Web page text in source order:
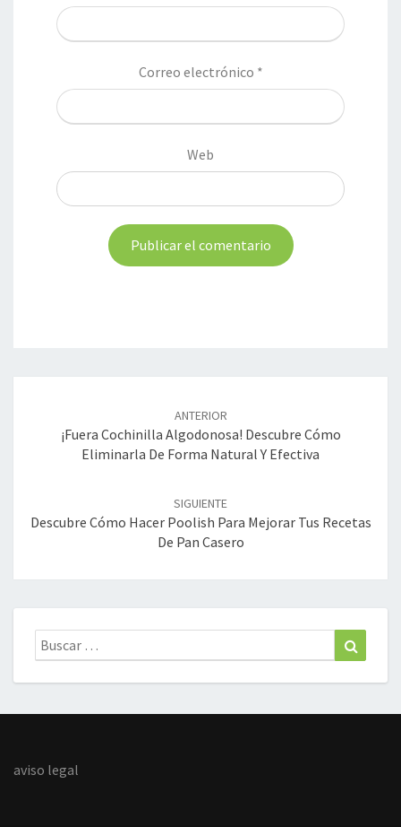
Correo electrónico *
Web
entradas
ANTERIOR
¡Fuera Cochinilla Algodonosa! Descubre Cómo
Eliminarla De Forma Natural Y Efectiva
SIGUIENTE
Descubre Cómo Hacer Poolish Para Mejorar Tus Recetas
De Pan Casero
Buscar:
aviso legal